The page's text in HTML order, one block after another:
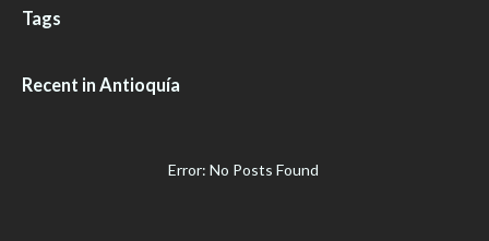
Tags
Recent in Antioquía
Error: No Posts Found